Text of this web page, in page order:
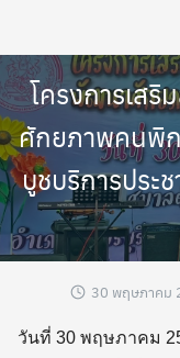
content
โครงการเส
ศักยภาพคนพิก
บูชบริการประ
30 พฤษภาคม
วันที่ 30 พฤษภาคม